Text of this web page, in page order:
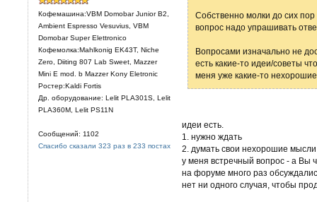
Кофемашина:VBM Domobar Junior B2,
Ambient Espresso Vesuvius, VBM
Domobar Super Elettronico
Кофемолка:Mahlkonig EK43T, Niche
Zero, Diiting 807 Lab Sweet, Mazzer
Mini E mod. b Mazzer Kony Eletronic
Ростер:Kaldi Fortis
Др. оборудование: Lelit PLА301S, Lelit
PLA360M, Lelit PS11N
Сообщений: 1102
Спасибо сказали 323 раз в 233 постах
Собственно молки до сих
вопрос надо упрашивать
Вопросами изначально не
есть какие-то идеи/советы
меня уже какие-то
идеи есть.
1. нужно ждать
2. думать свои нехорошие
у меня встречный вопрос - а Вы
на форуме много раз
нет ни одного случая, чтобы